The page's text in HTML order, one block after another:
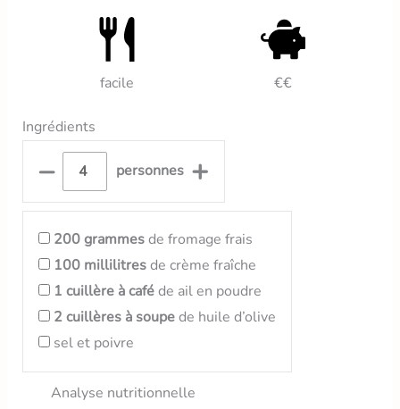
facile €€
Ingrédients
– personnes +
200grammesde fromage frais
100 millilitresde crème fraîche
1 cuillère à caféde ail en poudre
2cuillères à soupede huile d’olive
sel et poivre
Analyse nutritionnelle